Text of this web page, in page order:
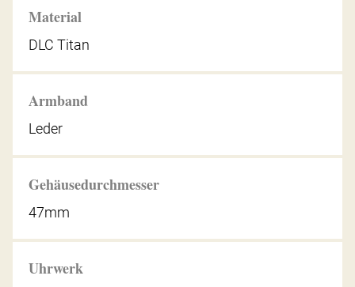
Material
DLC Titan
Armband
Leder
Gehäusedurchmesser
47mm
Uhrwerk